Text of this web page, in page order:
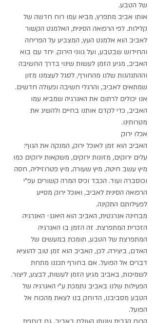
של הטבע.
אותו אביב מתפרץ, מביא עמו רוח חדשה של
קלילות. לפי הרפואה הסינית, האלמנט הקשור
לאביב הוא אלמנט העץ, המצביע על הפריחה
והחידוש שבטבע, ועל גווני הירוק. יחד עם בוא
האביב, מגיע הזמן לעשות שינוי בדרך החשיבה
וההתנהגות שלנו מהחורף, לסגל לעצמנו מזון
שמתאים לאביב, והרגלי חשיבה ופעולה חדשים.
אנו יכולים לרתום את האנרגיה שמביא עמו
האביב, כדי לקדם אותנו בחיים ולהשיג את
מטרותינו.
אכלו ירוק
האביב הוא זמן לאוכל ירוק, המנקה את הגוף:
עלים ירוקים, מזונות ירוקים, משקאות ירוקים כמו
מיץ עשב חיטה, מיץ שעורה, מיץ פטרוזיליה, חסה
וכוסברה ועוד. הכבד וכיס המרה קשורים עפ"י
הרפואה הסינית לאביב, ואוכל ירוק מסייע
לפעילותם התקינה.
מבחינה אנרגטית, האביב הוא היאנג- האנרגיה
הזכרית המתפרצת. זה הזמן בו האנרגיה
המתפרצת של הטבע, תומכת במעשים של
האדם, ביצירה. לכן, האביב הוא זמן טוב להוציא
דברים אל הפועל. אם בחורף תכננו מתחת
לשמיכות, באביב מגיע הזמן לעשות, לבצע, ליצור.
הפעילות שלנו באביב נתמכת ע"י האנרגיה של
הטבע מסביבנו, הדוחק בנו לצאת מהכוח אל
הפועל.